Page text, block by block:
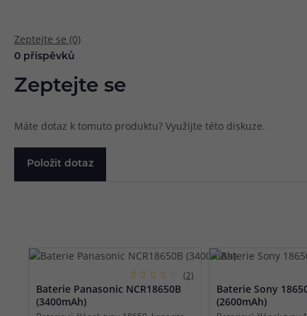
Zeptejte se (0)
0 příspěvků
Zeptejte se
Máte dotaz k tomuto produktu? Využijte této diskuze.
Položit dotaz
(2)
Baterie Panasonic NCR18650B
(3400mAh)
Baterie Sony
(2600mAh)